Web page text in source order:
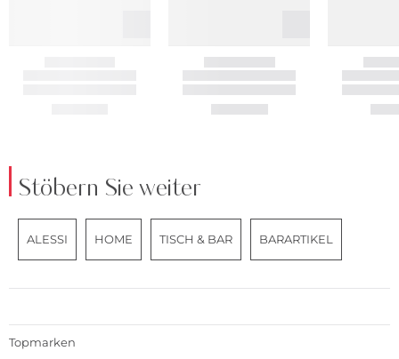
Stöbern Sie weiter
ALESSI HOME TISCH & BAR BARARTIKEL
Topmarken